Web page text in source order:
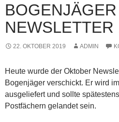
BOGENJÄGER
NEWSLETTER
22. OKTOBER 2019 ADMIN
Heute wurde der Oktober
Bogenjäger verschickt. Er wird
ausgeliefert und sollte
Postfächern gelandet sein.